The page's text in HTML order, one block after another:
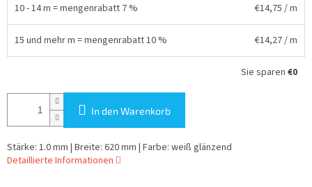
10 - 14 m = mengenrabatt 7 % €14,75 / m
15 und mehr m = mengenrabatt 10 % €14,27/ m
Sie sparen €0
In den Warenkorb
Stärke: 1.0 mm | Breite: 620 mm | Farbe: weiß glänzend
Detaillierte Informationen